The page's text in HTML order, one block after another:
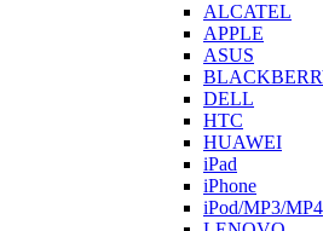
ALCATEL
APPLE
ASUS
DELL
HTC
HUAWEI
iPad
iPhone
iPod/MP3/MP4